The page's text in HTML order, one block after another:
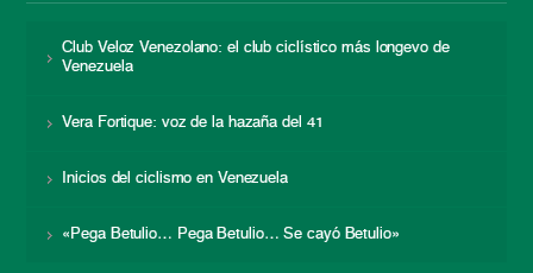
Club Veloz Venezolano: el club ciclístico más longevo de
Venezuela
Vera Fortique: voz de la hazaña del 41
Inicios del ciclismo en Venezuela
«Pega Betulio… Pega Betulio… Se cayó Betulio»